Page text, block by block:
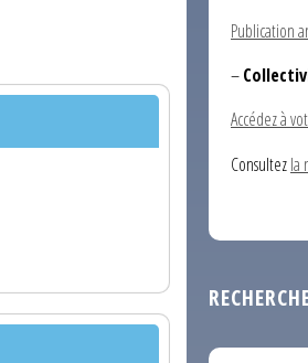
Publication
–
Accédez à
Consultezla